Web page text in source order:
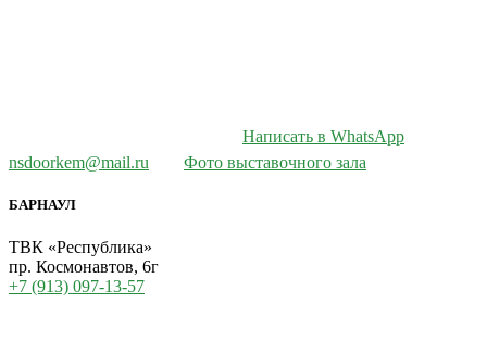
Написать в WhatsApp
nsdoorkem@mail.ru
Фото выставочного зала
БАРНАУЛ
ТВК «Республика»
пр. Космонавтов, 6г
+7 (913) 097-13-57